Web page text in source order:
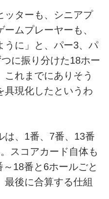
ッターも、シニアプ
ムプレーヤーも、
うに」と、パー3、パ
に振り分けた18ホー
これまでにありそう
具現化したというわ
は、1番、7番、13番
スコアカード自体も
18番と6ホールごと
最後に合算する仕組